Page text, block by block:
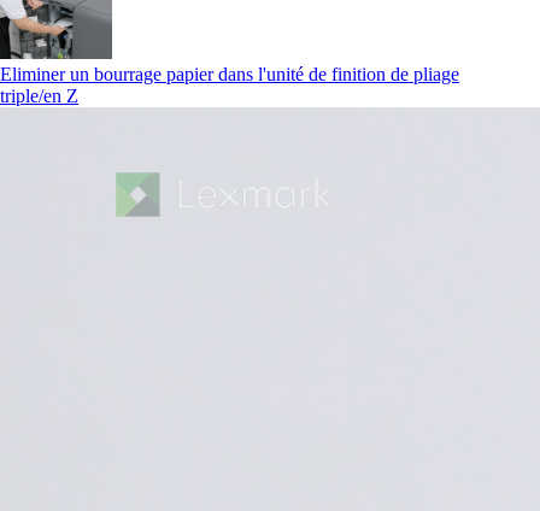
Eliminer un bourrage papier dans l'unité de finition de pliage
triple/en Z